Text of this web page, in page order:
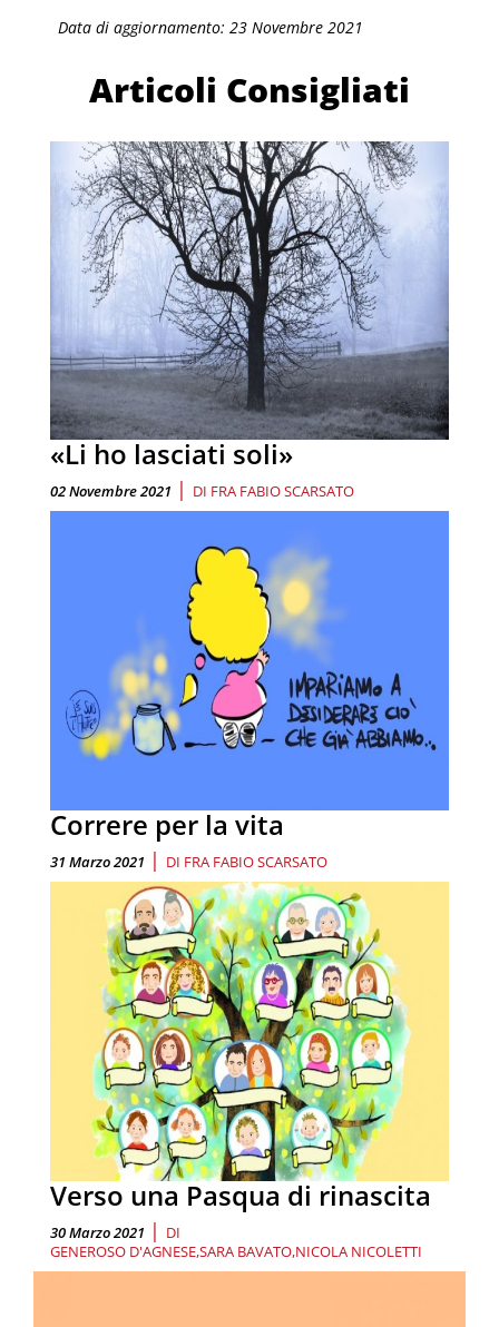
Data di aggiornamento: 23 Novembre 2021
Articoli Consigliati
«Li ho lasciati soli»
02 Novembre 2021 | DI FRA FABIO SCARSATO
Correre per la vita
31 Marzo 2021 | DI FRA FABIO SCARSATO
Verso una Pasqua di rinascita
30 Marzo 2021 | DI
GENEROSO D'AGNESESARA BAVATO NICOLA NICOLETTI